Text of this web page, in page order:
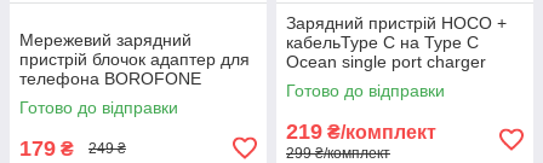
Мережевий зарядний
пристрій блочок адаптер для
телефона BOROFONE
Erudite Single Port Charger
BAS12A (1USB, 18W/3A,
Готово до відправки
179 ₴ 249 ₴
Зарядний пристрій HOCO +
кабельType C на Type C
Ocean single port charger
CS13A |1type-C, 20W/3A,
PD/QC|
Готово до відправки
219 ₴/комплект
299 ₴/комплект